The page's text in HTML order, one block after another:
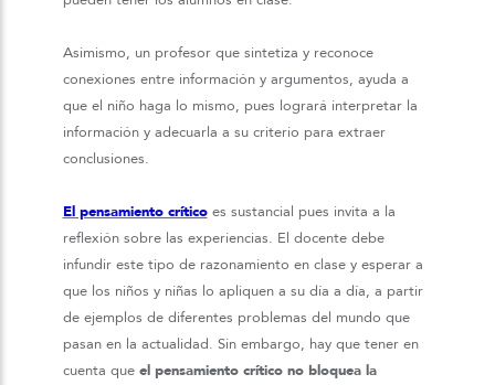
Asimismo, un profesor que sintetiza y reconoce
conexiones entre información y argumentos, ayuda a
que el niño haga lo mismo, pues logrará interpretar la
información y adecuarla a su criterio para extraer
conclusiones.
El pensamiento críticoes sustancial pues invita a la
reflexión sobre las experiencias. El docente debe
infundir este tipo de razonamiento en clase y esperar a
que los niños y niñas lo apliquen a su día a día, a partir
de ejemplos de diferentes problemas del mundo que
pasan en la actualidad. Sin embargo, hay que tener en
cuenta que el pensamiento crítico no bloquea la